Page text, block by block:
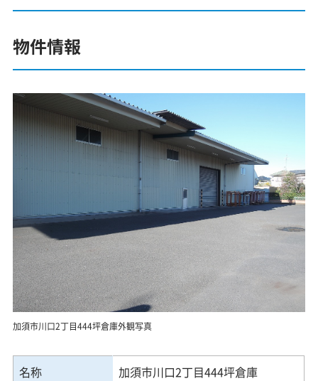
物件情報
加須市川口2丁目444坪倉庫外観写真
名称 加須市川口2丁目444坪倉庫